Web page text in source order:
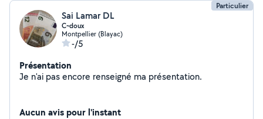
Particulier
Sai Lamar DL
C~doux
Montpellier (Blayac)
-/5
Présentation
Je n'ai pas encore renseigné ma présentation.
Aucun avis pour l'instant